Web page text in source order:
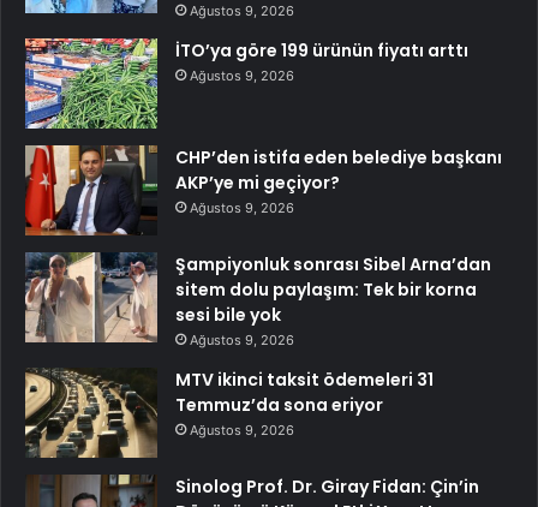
Ağustos 9, 2026
İTO’ya göre 199 ürünün fiyatı arttı
Ağustos 9, 2026
CHP’den istifa eden belediye başkanı
AKP’ye mi geçiyor?
Ağustos 9, 2026
Şampiyonluk sonrası Sibel Arna’dan
sitem dolu paylaşım: Tek bir korna
sesi bile yok
Ağustos 9, 2026
MTV ikinci taksit ödemeleri 31
Temmuz’da sona eriyor
Ağustos 9, 2026
Sinolog Prof. Dr. Giray Fidan: Çin’in